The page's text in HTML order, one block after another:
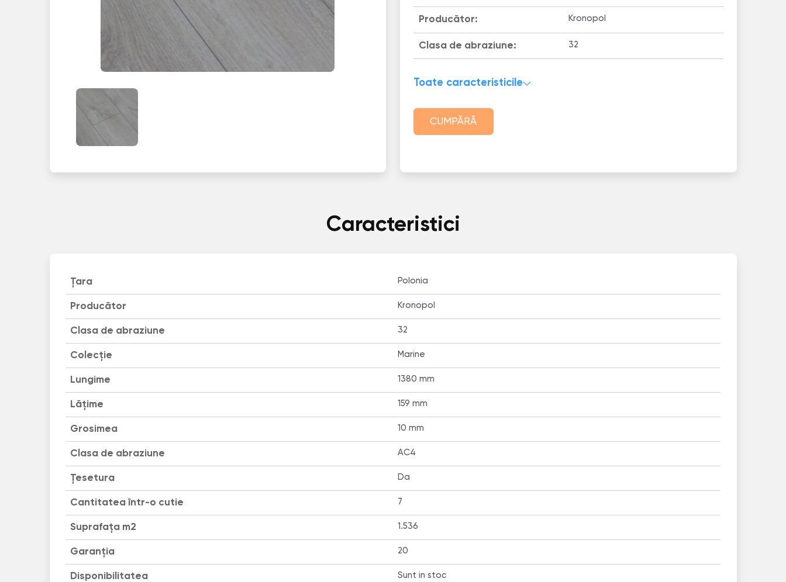
Producător: Kronopol
Clasa de abraziune: 32
Toate caracteristicile
CUMPĂRĂ
Caracteristici
Țara Polonia
Producător Kronopol
Clasa de abraziune 32
Colecție Marine
Lungime 1380 mm
Lățime 159 mm
Grosimea 10 mm
Clasa de abraziune AC4
Țesetura Da
Cantitatea într-o cutie 7
Suprafața m2 1.536
Garanția 20
Disponibilitatea Sunt in stoc